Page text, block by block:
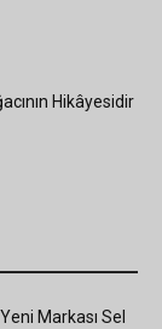
Hikâyesidir
Markası Sel